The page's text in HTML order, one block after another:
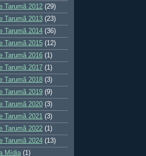
Tarumã 2012 (29)
Tarumã 2013 (23)
Tarumã 2014 (36)
Tarumã 2015 (12)
Tarumã 2016 (1)
Tarumã 2017 (1)
Tarumã 2018 (3)
Tarumã 2019 (9)
Tarumã 2020 (3)
Tarumã 2021 (3)
Tarumã 2022 (1)
Tarumã 2024 (13)
Mídia (1)